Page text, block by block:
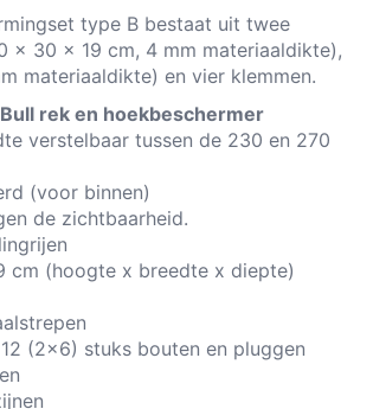
type B bestaat uit twee
x 30 x 19 cm, 4 mm materiaaldikte),
materiaaldikte) en vier klemmen.
rek en hoekbeschermer
verstelbaar tussen de 230 en 270
(voor binnen)
de zichtbaarheid.
(hoogte x breedte x diepte)
(2x6) stuks bouten en pluggen